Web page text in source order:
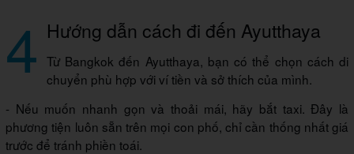
4 Hướng dẫn cách đi đến Ayutthaya
Từ Bangkok đến Ayutthaya, bạn có thể chọn cách di
chuyển phù hợp với ví tiền và sở thích của mình.
- Nếu muốn nhanh gọn và thoải mái, hãy bắt taxi. Đây là
phương tiện luôn sẵn trên mọi con phố, chỉ cần thống nhất giá
trước để tránh phiền toái.